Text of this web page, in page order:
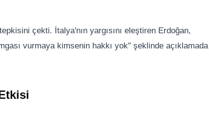
çekti. İtalya'nın yargısını eleştiren Erdoğan,
vurmaya kimsenin hakkı yok" şeklinde açıklamada